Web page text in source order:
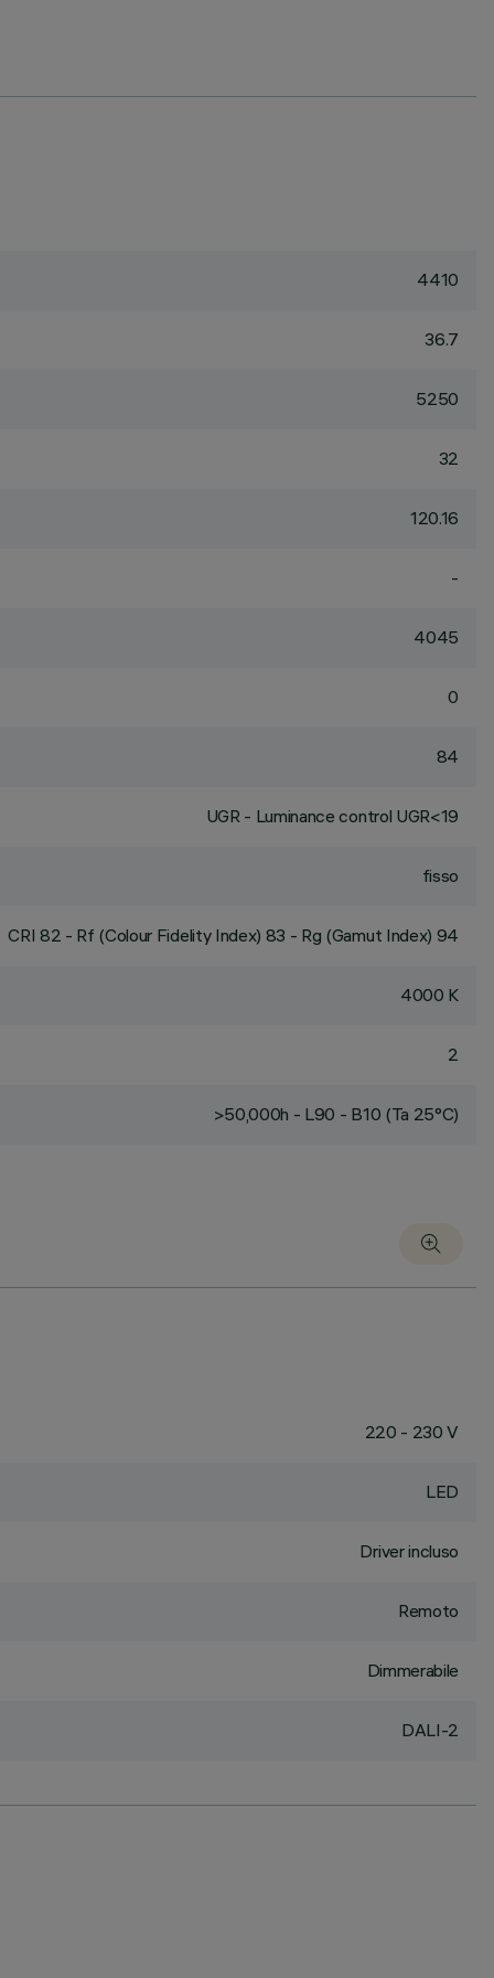
4410
36.7
5250
32
120.16
-
4045
0
84
UGR - Luminance control UGR<19
fisso
CRI 82 - Rf (Colour Fidelity Index) 83 - Rg (Gamut Index) 94
4000 K
2
>50,000h - L90 - B10 (Ta 25°C)
220 - 230 V
LED
Driver incluso
Remoto
Dimmerabile
DALI-2